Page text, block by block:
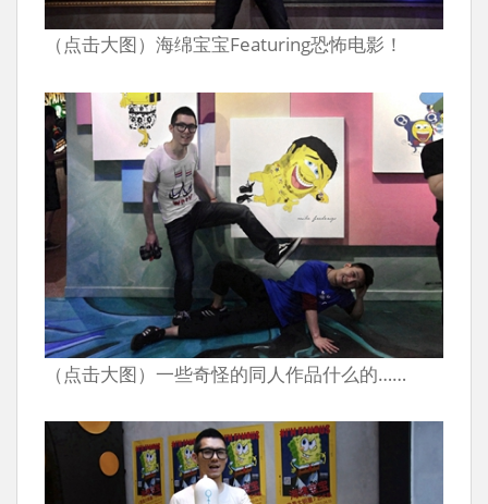
（点击大图）海绵宝宝Featuring恐怖电影！
（点击大图）一些奇怪的同人作品什么的……